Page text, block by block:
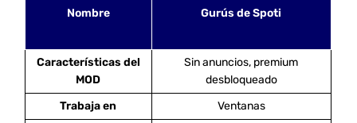
Nombre Gurús de Spoti
Características del
MOD
Sin anuncios, premium
desbloqueado
Trabaja en
Ventanas